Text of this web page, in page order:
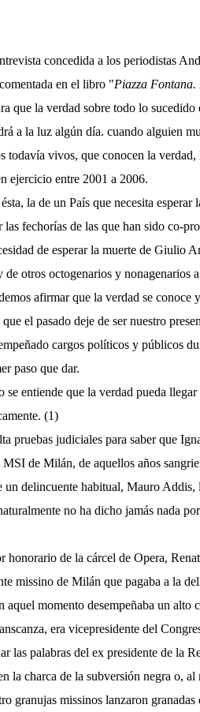
concedida a los periodistas
en el libro "Piazza Fontana.
que la verdad sobre todo lo
a la luz algún día. cuando alguien
todavía vivos, que conocen la
ejercicio entre 2001 a 2006.
la de un País que necesita
las fechorías de las que han sido co-
de esperar la muerte de Giulio
otros octogenarios y nonagenarios
afirmar que la verdad se conoce
que el pasado deje de ser nuestro
cargos políticos y públicos
paso que dar.
se entiende que la verdad pueda
(1)
pruebas judiciales para saber que
de Milán, de aquellos años
un delincuente habitual, Mauro
no ha dicho jamás nada
honorario de la cárcel de Opera,
missino de Milán que pagaba a la
aquel momento desempeñaba un
era vicepresidente del
las palabras del ex presidente de la
la charca de la subversión negra o,
granujas missinos lanzaron